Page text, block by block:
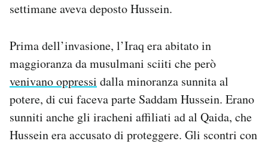
settimane aveva deposto Hussein.
Prima dell’invasione, l’Iraq era abitato in
maggioranza da musulmani sciiti che però
venivano oppressi dalla minoranza sunnita al
potere, di cui faceva parte Saddam Hussein. Erano
sunniti anche gli iracheni affiliati ad al Qaida, che
Hussein era accusato di proteggere. Gli scontri con